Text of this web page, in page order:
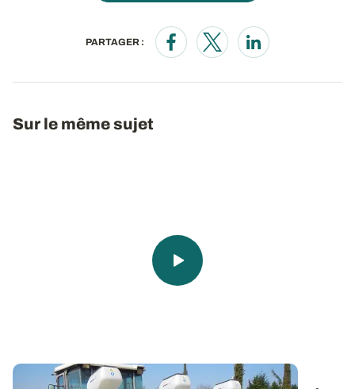
PARTAGER :
Opens in a new window
Opens in a new window
Opens in a new
Sur le même sujet